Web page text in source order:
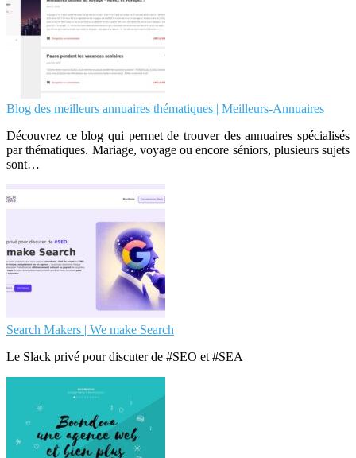
Blog des meilleurs annuaires thématiques | Meilleurs-Annuaires
Découvrez ce blog qui permet de trouver des annuaires spécialisés
par thématiques. Mariage, voyage ou encore séniors, plusieurs sujets
sont…
Search Makers | We make Search
Le Slack privé pour discuter de #SEO et #SEA